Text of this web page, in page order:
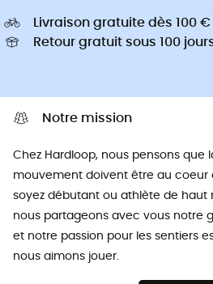
Livraison gratuite dès 100 €
Retour gratuit sous 100
Notre mission
Chez Hardloop, nous pensons que
mouvement doivent être au coeur
soyez débutant ou athlète de haut
nous partageons avec vous notre
et notre passion pour les sentiers
nous aimons jouer.